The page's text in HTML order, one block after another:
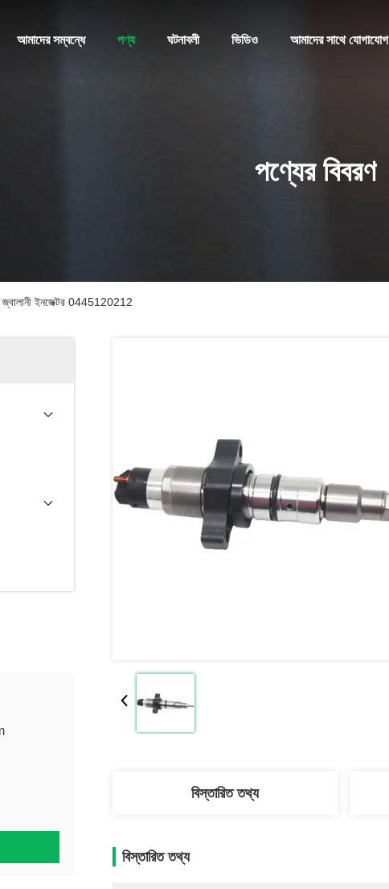
আমাদের সম্বন্ধে পণ্য ঘটনাবলী ভিডিও আমাদের সাথে যোগাযোগ
পণ্যের বিবরণ
জ্বালানী ইনজেক্টর 0445120212
বিস্তারিত তথ্য
বিস্তারিত তথ্য